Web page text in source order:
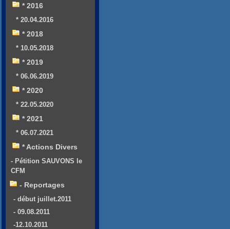
* 2016
* 20.04.2016
* 2018
* 10.05.2018
* 2019
* 06.06.2019
* 2020
* 22.05.2020
* 2021
* 06.07.2021
* Actions Divers
- Pétition SAUVONS le
CFM
- Reportages
- début juillet.2011
- 09.08.2011
-12.10.2011